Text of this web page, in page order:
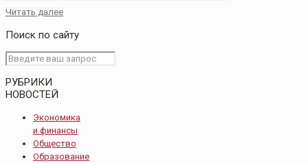
Читать далее
Поиск по сайту
РУБРИКИ
НОВОСТЕЙ
Экономика
и финансы
Общество
Образование